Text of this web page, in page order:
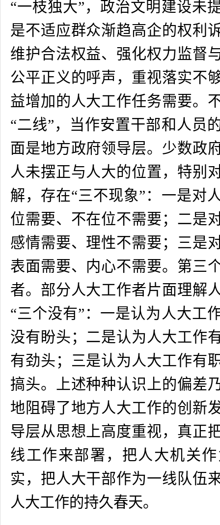
“一枝独大”，政治文明建设未
是不适应群众渐趋高企的权利
维护合法权益、强化权力监督
公平正义的呼声，重视落实不
益增加的人大工作任务需要。
“二线”，当作安置干部和人员
面是地方政府领导层。少数政
人未摆正与人大的位置，特别
解，存在“三不现象”：一是对
位需要、不在位不需要；二是
感情需要、理性不需要；三是
表面需要、内心不需要。第三
者。部分人大工作者片面理解
“三个没有”：一是认为人大工
没有盼头；二是认为人大工作
有劲头；三是认为人大工作有
搞头。上述种种认识上的偏差
地阻碍了地方人大工作的创新
导层从思想上高度重视，真正
线工作来部署，把人大机关
实，把人大干部作为一线队伍
人大工作的持久春天。